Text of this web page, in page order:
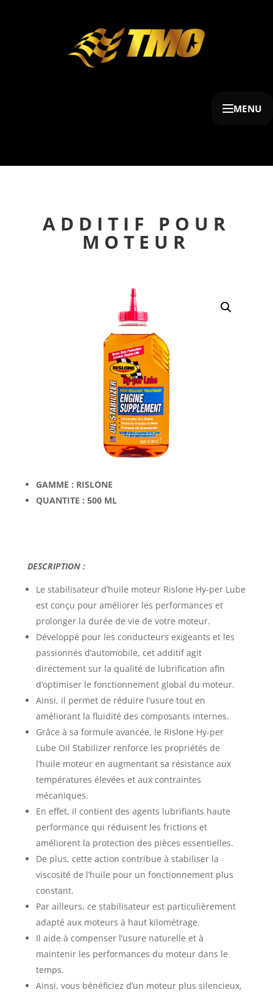
MENU
ADDITIF POUR
MOTEUR
GAMME : RISLONE
QUANTITE : 500 ML
DESCRIPTION :
Le stabilisateur d’huile moteurRislone Hy-per Lube
est conçu pour améliorer les performances et
prolonger la durée de vie de votre moteur.
Développé pour les conducteurs exigeants et les
passionnés d’automobile, cet additif agit
directement sur la qualité de lubrification afin
d’optimiser le fonctionnement global du moteur.
Ainsi, il permet de réduire l’usure tout en
améliorant la fluidité des composants internes.
Grâce à sa formule avancée, le Rislone Hy-per
Lube Oil Stabilizer renforce les propriétés de
l’huile moteur en augmentant sa résistance aux
températures élevées et aux contraintes
mécaniques.
En effet, il contient des agents lubrifiants haute
performance qui réduisent les frictions et
améliorent la protection des pièces essentielles.
De plus, cette action contribue à stabiliser la
viscosité de l’huile pour un fonctionnement plus
constant.
Par ailleurs, ce stabilisateur est particulièrement
adapté aux moteurs à haut kilométrage.
Il aide à compenser l’usure naturelle et à
maintenir les performances du moteur dans le
temps.
Ainsi, vous bénéficiez d’un moteur plus silencieux,